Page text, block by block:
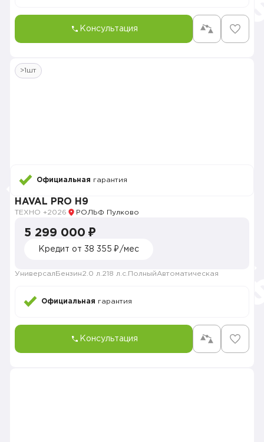
Консультация
>1шт
Официальная гарантия
HAVAL PRO H9
ТЕХНО +2026 РОЛЬФ Пулково
5 299 000 ₽
Кредит от 38 355 ₽/мес
Универсал Бензин2.0 л. 218 л.с. ПолныйАвтоматическая
Официальная гарантия
Консультация